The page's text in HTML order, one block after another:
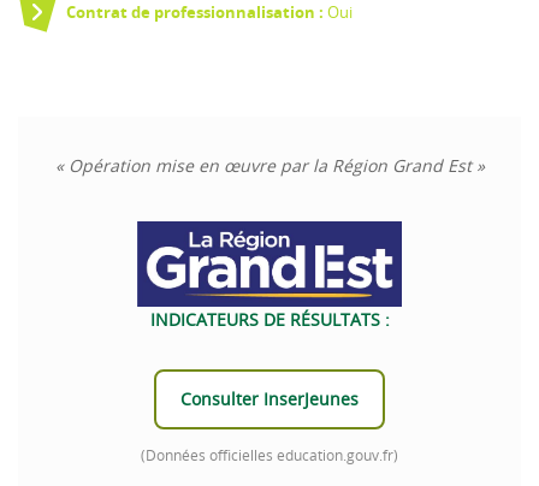
Contrat de professionnalisation : Oui
« Opération mise en œuvre par la Région Grand Est »
INDICATEURS DE RÉSULTATS :
Consulter InserJeunes
(Données officielles education.gouv.fr)